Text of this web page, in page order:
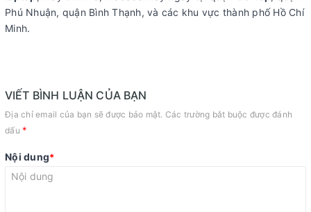
Phú Nhuận, quận Bình Thạnh, và các khu vực thành phố Hồ Chí
Minh.
VIẾT BÌNH LUẬN CỦA BẠN
Địa chỉ email của bạn sẽ được bảo mật. Các trường bắt buộc được đánh
dấu *
Nội dung*